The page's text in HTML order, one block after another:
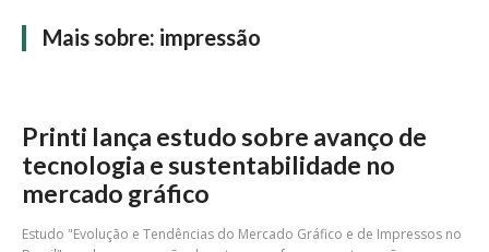
Mais sobre: impressão
Printi lança estudo sobre avanço de
tecnologia e sustentabilidade no
mercado gráfico
Estudo "Evolução e Tendências do Mercado Gráfico e de Impressos no